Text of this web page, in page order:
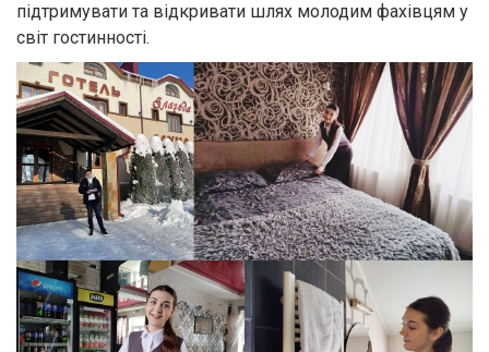
підтримувати та відкривати шлях молодим фахівцям у
світ гостинності.